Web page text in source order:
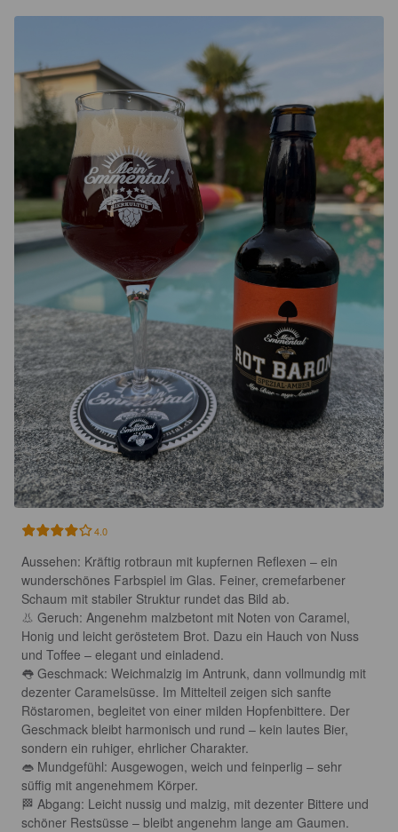
4.0
Aussehen: Kräftig rotbraun mit kupfernen Reflexen – ein
wunderschönes Farbspiel im Glas. Feiner, cremefarbener
Schaum mit stabiler Struktur rundet das Bild ab.
👃 Geruch: Angenehm malzbetont mit Noten von Caramel,
Honig und leicht geröstetem Brot. Dazu ein Hauch von Nuss
und Toffee – elegant und einladend.
👅 Geschmack: Weichmalzig im Antrunk, dann vollmundig mit
dezenter Caramelsüsse. Im Mittelteil zeigen sich sanfte
Röstaromen, begleitet von einer milden Hopfenbittere. Der
Geschmack bleibt harmonisch und rund – kein lautes Bier,
sondern ein ruhiger, ehrlicher Charakter.
👄 Mundgefühl: Ausgewogen, weich und feinperlig – sehr
süffig mit angenehmem Körper.
🏁 Abgang: Leicht nussig und malzig, mit dezenter Bittere und
schöner Restsüsse – bleibt angenehm lange am Gaumen.